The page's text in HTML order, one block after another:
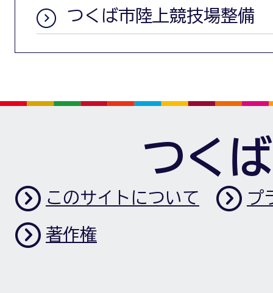
つくば市陸上競技場整備
つく
このサイトについて プ
著作権